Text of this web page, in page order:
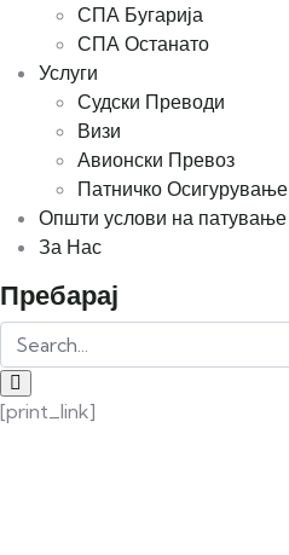
СПА Бугарија
СПА Останато
Услуги
Судски Преводи
Визи
Авионски Превоз
Патничко Осигурување
Општи услови на патување
За Нас
Пребарај
[print_link]